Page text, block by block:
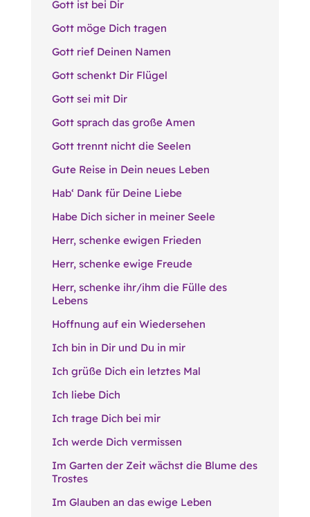
Gott ist bei Dir
Gott möge Dich tragen
Gott rief Deinen Namen
Gott schenkt Dir Flügel
Gott sei mit Dir
Gott sprach das große Amen
Gott trennt nicht die Seelen
Gute Reise in Dein neues Leben
Hab‘ Dank für Deine Liebe
Habe Dich sicher in meiner Seele
Herr, schenke ewigen Frieden
Herr, schenke ewige Freude
Herr, schenke ihr/ihm die Fülle des
Lebens
Hoffnung auf ein Wiedersehen
Ich bin in Dir und Du in mir
Ich grüße Dich ein letztes Mal
Ich liebe Dich
Ich trage Dich bei mir
Ich werde Dich vermissen
Im Garten der Zeit wächst die Blume des
Trostes
Im Glauben an das ewige Leben